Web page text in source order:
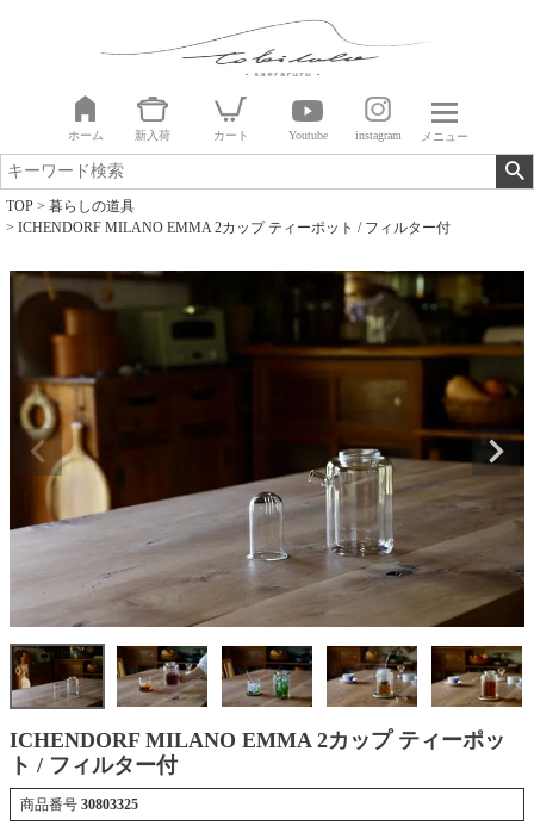
ホーム 新入荷 カート Youtube instagram メニュー
TOP
暮らしの道具
ICHENDORF MILANO EMMA 2カップ ティーポット / フィルター付
ICHENDORF MILANO EMMA 2カップ ティーポッ
ト / フィルター付
商品番号 30803325